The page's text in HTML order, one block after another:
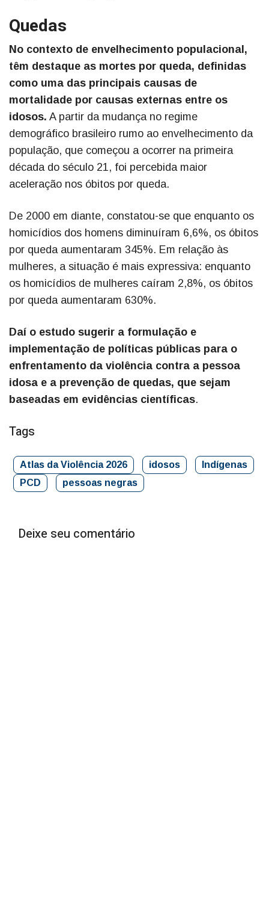
Quedas
No contexto de envelhecimento populacional,
têm destaque as mortes por queda, definidas
como uma das principais causas de
mortalidade por causas externas entre os
idosos. A partir da mudança no regime
demográfico brasileiro rumo ao envelhecimento da
população, que começou a ocorrer na primeira
década do século 21, foi percebida maior
aceleração nos óbitos por queda.
De 2000 em diante, constatou-se que enquanto os
homicídios dos homens diminuíram 6,6%, os óbitos
por queda aumentaram 345%. Em relação às
mulheres, a situação é mais expressiva: enquanto
os homicídios de mulheres caíram 2,8%, os óbitos
por queda aumentaram 630%.
Daí o estudo sugerir a formulação e
implementação de políticas públicas para o
enfrentamento da violência contra a pessoa
idosa e a prevenção de quedas, que sejam
baseadas em evidências científicas.
Tags
Atlas da Violência 2026 idosos
Indígenas
PCD
pessoas negras
Deixe seu comentário